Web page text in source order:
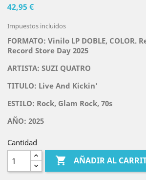
42,95 €
Impuestos incluidos
FORMATO: Vinilo LP DOBLE, COLOR.
Record Store Day 2025
ARTISTA: SUZI QUATRO
TITULO: Live And Kickin'
ESTILO: Rock, Glam Rock, 70s
AÑO: 2025
Cantidad
 AÑADIR AL